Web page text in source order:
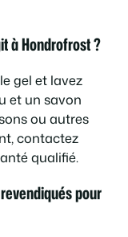
à Hondrofrost ?
gel et lavez
et un savon
ou autres
contactez
qualifié.
pour